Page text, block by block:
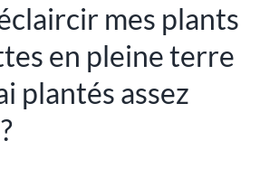
mes plants
en pleine terre
plantés assez